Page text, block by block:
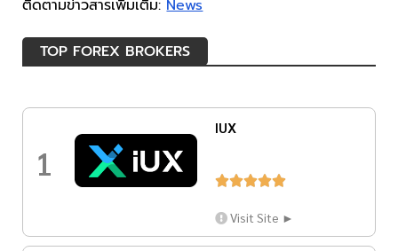
ติดตามข่าวสารเพิ่มเติม: News
TOP FOREX BROKERS
1
IUX

Visit Site ►